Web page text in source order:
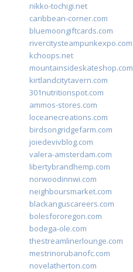
nikko-tochigi.net
caribbean-corner.com
bluemoongiftcards.com
rivercitysteampunkexpo.com
kchoops.net
mountainsideskateshop.com
kirtlandcitytavern.com
301nutritionspot.com
ammos-stores.com
loceanecreations.com
birdsongridgefarm.com
joiedevivblog.com
valera-amsterdam.com
libertybrandhemp.com
norwoodinnwi.com
neighboursmarket.com
blackanguscareers.com
bolesfororegon.com
bodega-ole.com
thestreamlinerlounge.com
mestrinorubanofc.com
novelatherton.com